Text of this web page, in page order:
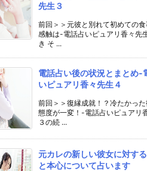
先生３
前回＞＞元彼と別れて初めての
感触は-電話占いピュアリ香々先
き そ ...
電話占い後の状況とまとめ-
いピュアリ香々先生４
前回＞＞復縁成就！？冷たかっ
態度が一変！-電話占いピュアリ
３の続 ...
元カレの新しい彼女に対す
と本心について占います